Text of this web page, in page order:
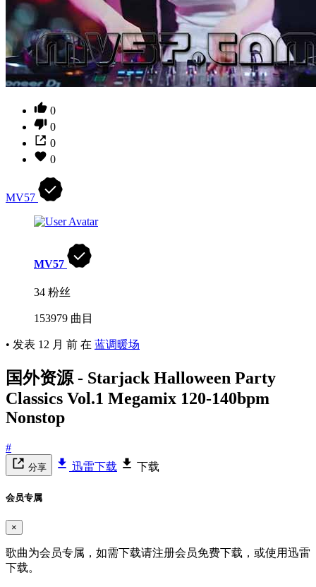
0
0
0
0
MV57
MV57
34 粉丝
153979 曲目
• 发表 12 月 前 在 蓝调暖场
国外资源 - Starjack Halloween Party
Classics Vol.1 Megamix 120-140bpm
Nonstop
#
分享 迅雷下载 下载
会员专属
×
歌曲为会员专属，如需下载请注册会员免费下载，或使用迅雷
下载。